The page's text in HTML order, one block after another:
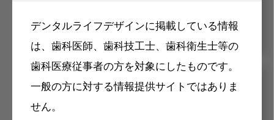
デンタルライフデザインに掲載している情報
は、歯科医師、歯科技工士、歯科衛生士等の
歯科医療従事者の方を対象にしたものです。
一般の方に対する情報提供サイトではありま
せん。
メリット